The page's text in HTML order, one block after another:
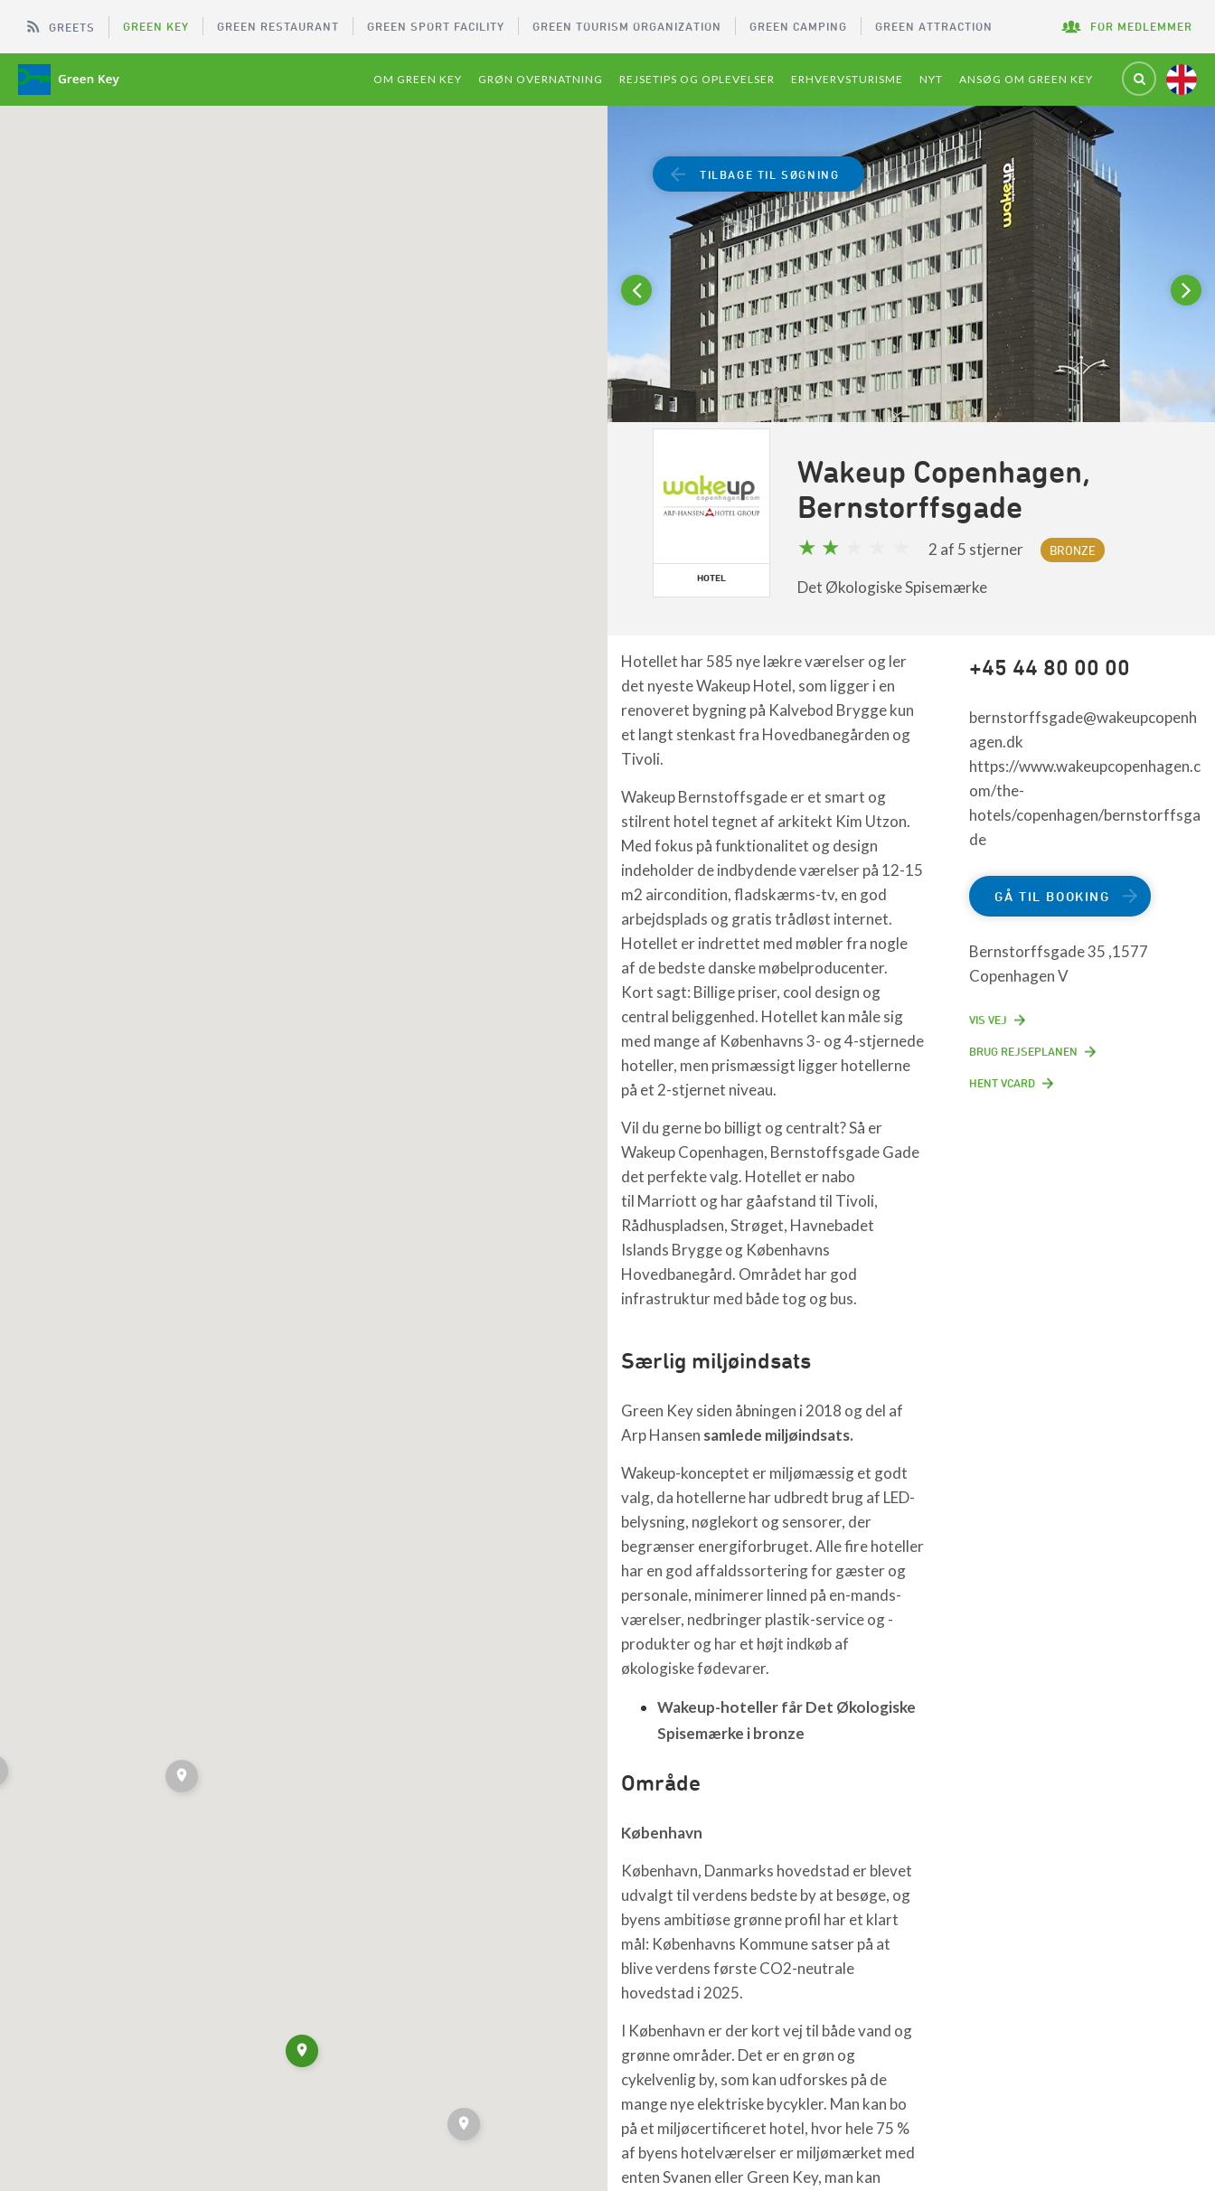
GREETS GREEN KEY GREEN RESTAURANT GREEN SPORT FACILITY GREEN TOURISM ORGANIZATION GREEN CAMPING GREEN ATTRACTION FOR MEDLEMMER
OM GREEN KEY GRØN OVERNATNING REJSETIPS OG OPLEVELSER ERHVERVSTURISME NYT ANSØG OM GREEN KEY
HOTEL
TILBAGE TIL SØGNING
Wakeup Copenhagen,
Bernstorffsgade
2 af 5 stjerner BRONZE
Det Økologiske Spisemærke
Hotellet har 585 nye lækre værelser og ler
det nyeste Wakeup Hotel, som ligger i en
renoveret bygning på Kalvebod Brygge kun
et langt stenkast fra Hovedbanegården og
Tivoli.
Wakeup Bernstoffsgade er et smart og
stilrent hotel tegnet af arkitekt Kim Utzon.
Med fokus på funktionalitet og design
indeholder de indbydende værelser på 12-15
m2 aircondition, fladskærms-tv, en god
arbejdsplads og gratis trådløst internet.
Hotellet er indrettet med møbler fra nogle
af de bedste danske møbelproducenter.
Kort sagt: Billige priser, cool design og
central beliggenhed. Hotellet kan måle sig
med mange af Københavns 3- og 4-stjernede
hoteller, men prismæssigt ligger hotellerne
på et 2-stjernet niveau.
Vil du gerne bo billigt og centralt? Så er
Wakeup Copenhagen, Bernstoffsgade Gade
det perfekte valg. Hotellet er nabo
til Marriott og har gåafstand til Tivoli,
Rådhuspladsen, Strøget, Havnebadet
Islands Brygge og Københavns
Hovedbanegård. Området har god
infrastruktur med både tog og bus.
Særlig miljøindsats
Green Key siden åbningen i 2018 og del af
Arp Hansen samlede miljøindsats.
Wakeup-konceptet er miljømæssig et godt
valg, da hotellerne har udbredt brug af LED-
belysning, nøglekort og sensorer, der
begrænser energiforbruget. Alle fire hoteller
har en god affaldssortering for gæster og
personale, minimerer linned på en-mands-
værelser, nedbringer plastik-service og -
produkter og har et højt indkøb af
økologiske fødevarer.
Wakeup-hoteller får Det Økologiske
Spisemærke i bronze
Område
København
København, Danmarks hovedstad er blevet
udvalgt til verdens bedste by at besøge, og
byens ambitiøse grønne profil har et klart
mål: Københavns Kommune satser på at
blive verdens første CO2-neutrale
hovedstad i 2025.
I København er der kort vej til både vand og
grønne områder. Det er en grøn og
cykelvenlig by, som kan udforskes på de
mange nye elektriske bycykler. Man kan bo
på et miljøcertificeret hotel, hvor hele 75 %
af byens hotelværelser er miljømærket med
enten Svanen eller Green Key, man kan
+45 44 80 00 00
bernstorffsgade@wakeupcopenh
agen.dk
https://www.wakeupcopenhagen.c
om/the-
hotels/copenhagen/bernstorffsga
de
GÅ TIL BOOKING
Bernstorffsgade 35 ,1577
Copenhagen V
VIS VEJ
BRUG REJSEPLANEN
HENT VCARD